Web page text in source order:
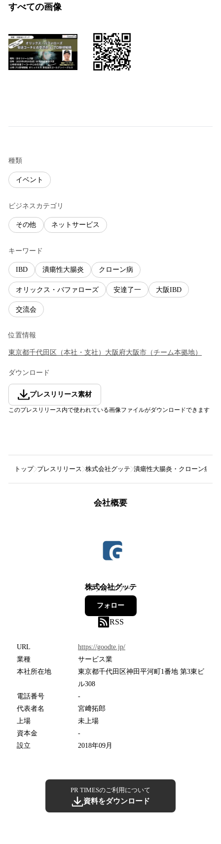
すべての画像
種類
イベント
ビジネスカテゴリ
その他 ネットサービス
キーワード
IBD 潰瘍性大腸炎 クローン病
オリックス・バファローズ 安達了一 大阪IBD
交流会
位置情報
東京都千代田区 （本社・支社 ） 大阪府大阪市 （チーム本拠地）
ダウンロード
プレスリリース素材
このプレスリリース内で使われている画像ファイルがダウンロードできます
トップ プレスリリース 株式会社グッテ 潰瘍性大腸炎・クローン病
会社概要
株式会社グッテ
7フォロワー
フォロー
RSS
URL
https://goodte.jp/
業種
サービス業
本社所在地
東京都千代田区神田平河町1番地 第3東ビ
ル308
電話番号
-
代表者名
宮﨑拓郎
上場
未上場
資本金
-
設立
2018年09月
PR TIMESのご利用について
資料をダウンロード